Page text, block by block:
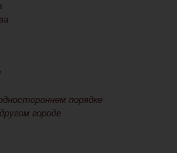
порядке
городе